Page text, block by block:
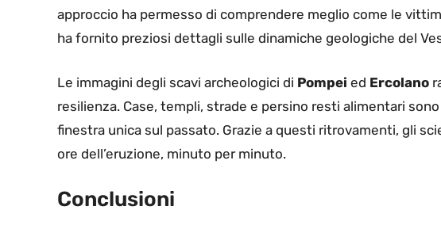
approccio ha permesso di comprendere meglio come le
ha fornito preziosi dettagli sulle dinamiche geologiche del
Le immagini degli scavi archeologici di Pompei ed Ercolano
resilienza. Case, templi, strade e persino resti alimentari
finestra unica sul passato. Grazie a questi ritrovamenti, gli
ore dell’eruzione, minuto per minuto.
Conclusioni